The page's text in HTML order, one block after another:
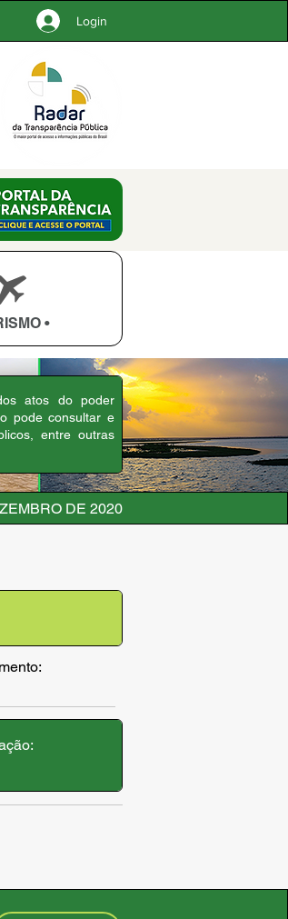
Login
•
atos do poder
pode consultar e
entre outras
DE 2020